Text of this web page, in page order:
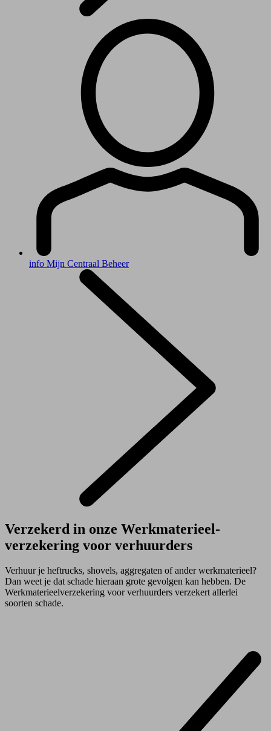
info Mijn Centraal Beheer
Verzekerd in onze Werk­materieel­
verzekering voor verhuurders
Verhuur je heftrucks, shovels, aggregaten of ander werkmaterieel?
Dan weet je dat schade hieraan grote gevolgen kan hebben. De
Werkmaterieelverzekering voor verhuurders verzekert allerlei
soorten schade.